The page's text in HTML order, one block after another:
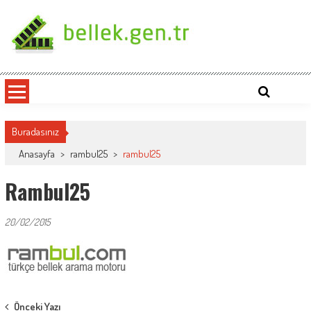
content
bellek.gen.tr
Buradasınız
Anasayfa > rambul25 > rambul25
Rambul25
20/02/2015
Önceki Yazı